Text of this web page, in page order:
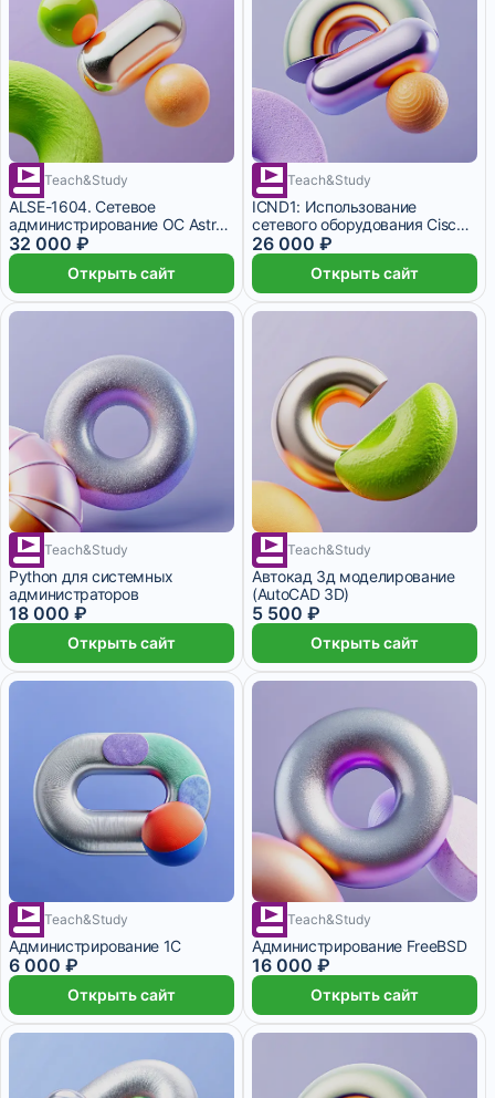
22 дняTeach&Study
ALSE-1604. Сетевое
администрирование ОС Astra
Linux Special Edition
32 000 ₽
Открыть сайт
Teach&Study
ICND1: Использование
сетевого оборудования Cisco v
2.0
26 000 ₽
Открыть сайт
Teach&Study
Python для системных
администраторов
18 000 ₽
Открыть сайт
Teach&Study
Автокад 3д моделирование
(AutoCAD 3D)
5 500 ₽
Открыть сайт
Teach&Study
Администрирование 1С
6 000 ₽
Открыть сайт
1 месяцTeach&Study
Администрирование FreeBSD
16 000 ₽
Открыть сайт